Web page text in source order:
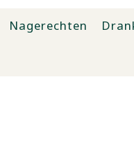
Nagerechten